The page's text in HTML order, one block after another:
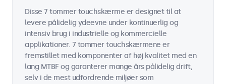
Disse 7 tommer touchskærme er designet til at
levere pålidelig ydeevne under kontinuerlig og
intensiv brug i industrielle og kommercielle
applikationer. 7 tommer touchskærmene er
fremstillet med komponenter af høj kvalitet med en
lang MTBF og garanterer mange års pålidelig drift,
selv i de mest udfordrende miljøer som